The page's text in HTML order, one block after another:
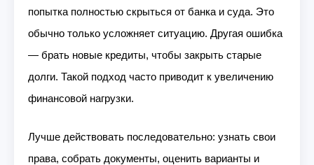
попытка полностью скрыться от банка и суда. Это
обычно только усложняет ситуацию. Другая ошибка
— брать новые кредиты, чтобы закрыть старые
долги. Такой подход часто приводит к увеличению
финансовой нагрузки.
Лучше действовать последовательно: узнать свои
права, собрать документы, оценить варианты и